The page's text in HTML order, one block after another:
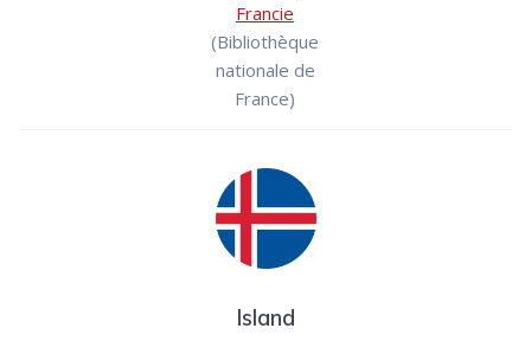
Francie
(Bibliothèque
nationale de
France)
Island